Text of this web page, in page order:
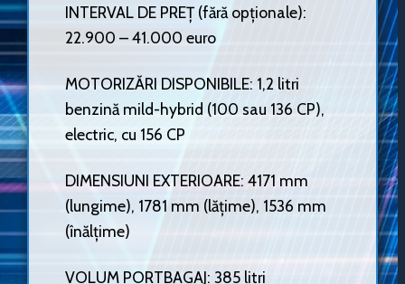
INTERVAL DE PREȚ (fără opționale):
22.900 – 41.000 euro
MOTORIZĂRI DISPONIBILE: 1,2 litri
benzină mild-hybrid (100 sau 136 CP),
electric, cu 156 CP
DIMENSIUNI EXTERIOARE: 4171 mm
(lungime), 1781 mm (lățime), 1536 mm
(înălțime)
VOLUM PORTBAGAJ: 385 litri